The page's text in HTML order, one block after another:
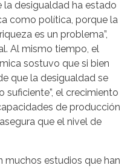
desigualdad ha estado
como política, porque la
es un problema”,
Al mismo tiempo, el
sostuvo que si bien
que la desigualdad se
suficiente”, el crecimiento
de producción
que el nivel de
muchos estudios que han